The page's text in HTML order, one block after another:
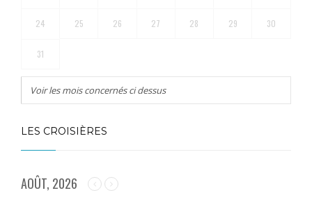
24 25 26 27 28 29 30
31
Voir les mois concernés ci dessus
LES CROISIÈRES
AOÛT, 2026